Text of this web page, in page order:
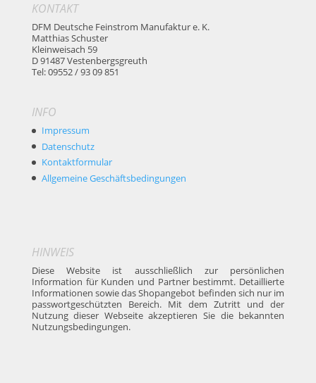
KONTAKT
DFM Deutsche Feinstrom Manufaktur e. K.
Matthias Schuster
Kleinweisach 59
D 91487 Vestenbergsgreuth
Tel: 09552 / 93 09 851
INFO
Impressum
Datenschutz
Kontaktformular
Allgemeine Geschäftsbedingungen
HINWEIS
Diese Website ist ausschließlich zur persönlichen
Information für Kunden und Partner bestimmt. Detaillierte
Informationen sowie das Shopangebot befinden sich nur im
passwortgeschützten Bereich. Mit dem Zutritt und der
Nutzung dieser Webseite akzeptieren Sie die bekannten
Nutzungsbedingungen.